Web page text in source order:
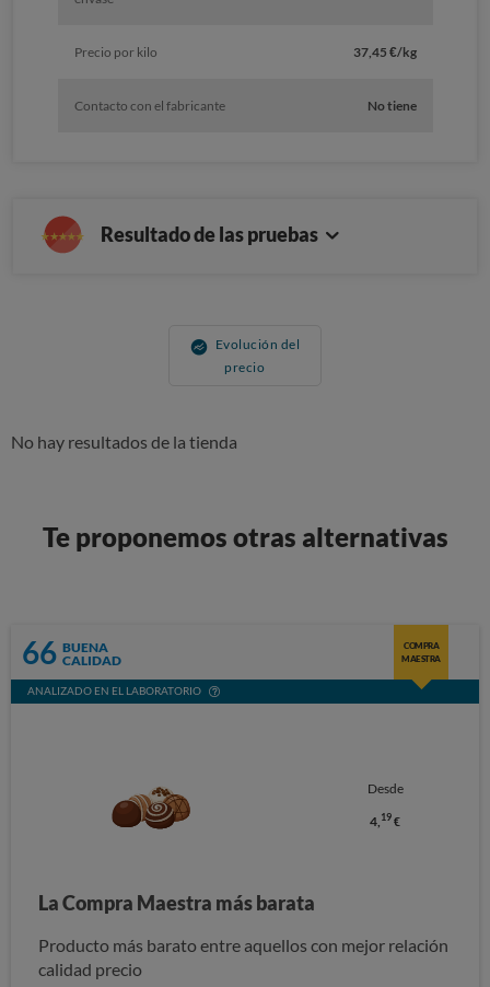
Precio por kilo 37,45 €/kg
Contacto con el fabricante No tiene
Resultado de las pruebas
Evolución del
precio
No hay resultados de la tienda
Te proponemos otras alternativas
66 BUENA
CALIDAD
COMPRA
MAESTRA
ANALIZADO EN EL LABORATORIO
Desde
4, 19 €
La Compra Maestra más barata
Producto más barato entre aquellos con mejor relación
calidad precio